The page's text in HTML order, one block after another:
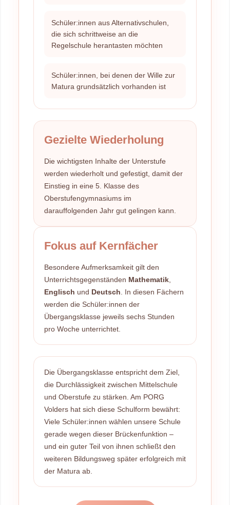
Schüler:innen aus Alternativschulen,
die sich schrittweise an die
Regelschule herantasten möchten
Schüler:innen, bei denen der Wille zur
Matura grundsätzlich vorhanden ist
Gezielte Wiederholung
Die wichtigsten Inhalte der Unterstufe
werden wiederholt und gefestigt, damit der
Einstieg in eine 5. Klasse des
Oberstufengymnasiums im
darauffolgenden Jahr gut gelingen kann.
Fokus auf Kernfächer
Besondere Aufmerksamkeit gilt den
Unterrichtsgegenständen Mathematik,
Englisch und Deutsch . In diesen Fächern
werden die Schüler:innen der
Übergangsklasse jeweils sechs Stunden
pro Woche unterrichtet.
Die Übergangsklasse entspricht dem Ziel,
die Durchlässigkeit zwischen Mittelschule
und Oberstufe zu stärken. Am PORG
Volders hat sich diese Schulform bewährt:
Viele Schüler:innen wählen unsere Schule
gerade wegen dieser Brückenfunktion –
und ein guter Teil von ihnen schließt den
weiteren Bildungsweg später erfolgreich mit
der Matura ab.